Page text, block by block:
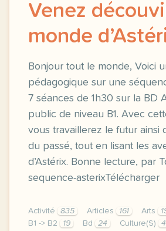
Venez
monde
Bonjour tout le monde, Voici
pédagogique sur une
7 séances de 1h30 sur la BD
public de niveau B1. Avec
vous travaillerez le futur ainsi
du passé, tout en lisant les
d’Astérix. Bonne lecture, par
sequence-asterixTélécharger
Activité 835 Articles 161 Arts
B1 -> B2
19 Bd 24 Culture(S)